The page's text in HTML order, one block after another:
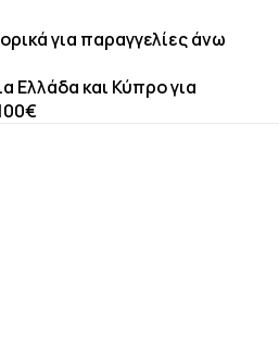
για παραγγελίες άνω
Ελλάδα και Κύπρο για